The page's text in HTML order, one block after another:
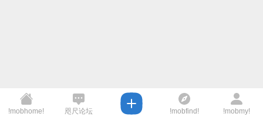
!mobhome! 咫尺论坛 !mobfind! !mobmy!